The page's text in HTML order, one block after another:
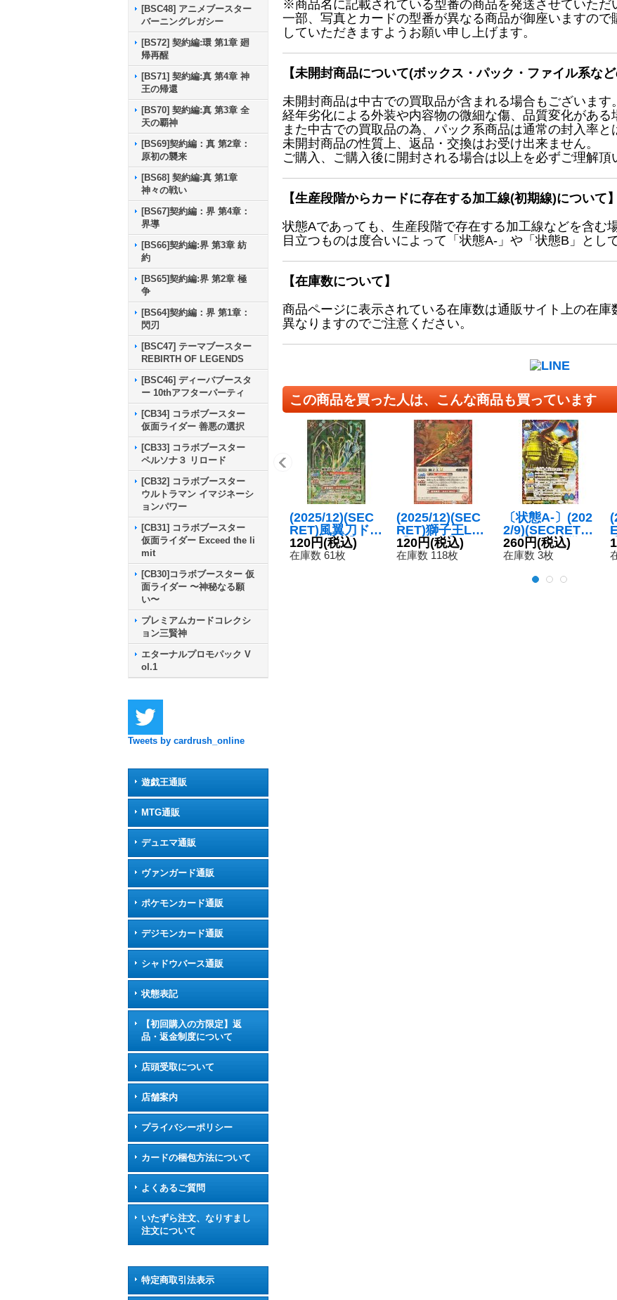
[BSC48] アニメブースター
バーニングレガシー
[BS72] 契約編:環 第1章 廻
帰再醒
[BS71] 契約編:真 第4章 神
王の帰還
[BS70] 契約編:真 第3章 全
天の覇神
[BS69]契約編：真 第2章：
原初の襲来
[BS68] 契約編:真 第1章
神々の戦い
[BS67]契約編：界 第4章：
界導
[BS66]契約編:界 第3章 紡
約
[BS65]契約編:界 第2章 極
争
[BS64]契約編：界 第1章：
閃刃
[BSC47] テーマブースター
REBIRTH OF LEGENDS
[BSC46] ディーバブースタ
ー 10thアフターパーティ
[CB34] コラボブースター
仮面ライダー 善悪の選択
[CB33] コラボブースター
ペルソナ３ リロード
[CB32] コラボブースター
ウルトラマン イマジネーシ
ョンパワー
[CB31] コラボブースター
仮面ライダー Exceed the li
mit
[CB30]コラボブースター 仮
面ライダー 〜神秘なる願
い〜
プレミアムカードコレクシ
ョン三賢神
エターナルプロモパック V
ol.1
Tweets by cardrush_online
遊戯王通販
MTG通販
デュエマ通販
ヴァンガード通販
ポケモンカード通販
デジモンカード通販
シャドウバース通販
状態表記
【初回購入の方限定】返
品・返金制度について
店頭受取について
店舗案内
プライバシーポリシー
カードの梱包方法について
よくあるご質問
いたずら注文、なりすまし
注文について
特定商取引法表示
※商品名に記載されている型番の商品を発送させていただ
一部、写真とカードの型番が異なる商品が御座いますの
していただきますようお願い申し上げます。
【未開封商品について(ボックス・パック・ファイル系な
未開封商品は中古での買取品が含まれる場合もございます。
経年劣化による外装や内容物の微細な傷、品質変化がある
また中古での買取品の為、パック系商品は通常の封入率と
未開封商品の性質上、返品・交換はお受け出来ません。
ご購入、ご購入後に開封される場合は以上を必ずご理解頂
【生産段階からカードに存在する加工線(初期線)について】
状態Aであっても、生産段階で存在する加工線などを含む
目立つものは度合いによって「状態A-」や「状態B」とし
【在庫数について】
商品ページに表示されている在庫数は通販サイト上の在
異なりますのでご注意ください。
この商品を買った人は、こんな商品も買っています
(2025/12)(SEC
RET)風翼刀ドウ
ジキリLT【M-S
EC】{BSC48-0
120円(税込)
在庫数 61枚
(2025/12)(SEC
RET)獅子王LT
【R-SEC】{BS
C48-030}《赤》
120円(税込)
在庫数 118枚
〔状態A-〕(202
2/9)(SECRET)
三災獣・地災ビ
ヒモドス(BS62
C】{BS53-XX0
260円(税込)
在庫数 3枚